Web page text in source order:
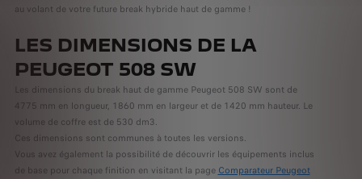
au volant de votre future break hybride haut de gamme !
LES DIMENSIONS DE LA
PEUGEOT 508 SW
Les dimensions du break haut de gamme Peugeot 508 SW sont de
4775 mm en longueur, 1860 mm en largeur et de 1420 mm hauteur. Le
volume de coffre est de 530 dm3.
Ces dimensions sont communes à toutes les versions.
Vous avez également la possibilité de découvrir les équipements inclus
de base pour chaque finition en visitant la page Comparateur Peugeot